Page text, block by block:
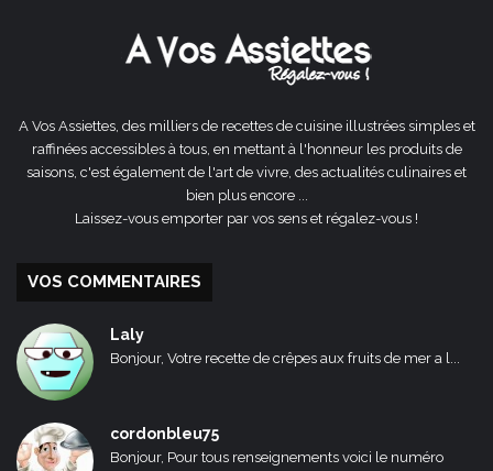
A Vos Assiettes, des milliers de recettes de cuisine illustrées simples et
raffinées accessibles à tous, en mettant à l'honneur les produits de
saisons, c'est également de l'art de vivre, des actualités culinaires et
bien plus encore ...
Laissez-vous emporter par vos sens et régalez-vous !
VOS COMMENTAIRES
Laly
Bonjour, Votre recette de crêpes aux fruits de mer a l...
cordonbleu75
Bonjour, Pour tous renseignements voici le numéro